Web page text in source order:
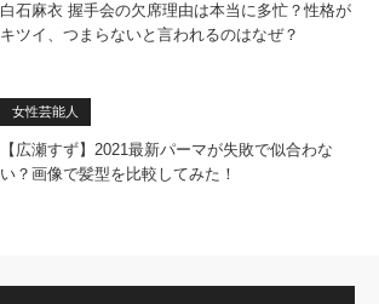
白石麻衣 握手会の欠席理由は本当に多忙？性格が
キツイ、つまらないと言われるのはなぜ？
女性芸能人
【広瀬すず】2021最新パーマが失敗で似合わな
い？画像で髪型を比較してみた！